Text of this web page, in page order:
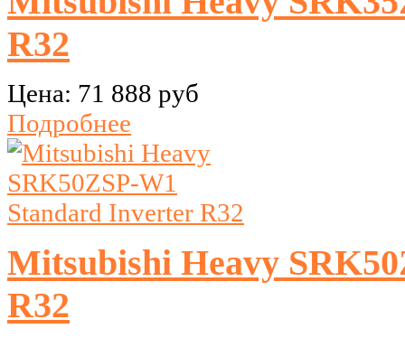
R32
Цена: 71 888 руб
Подробнее
Mitsubishi Heavy
R32